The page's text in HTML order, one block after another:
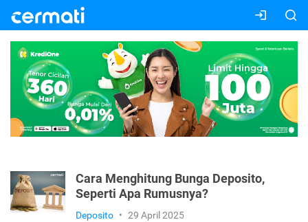
Cara Menghitung Bunga Deposito,
Seperti Apa Rumusnya?
Deposito • 29 April 2025